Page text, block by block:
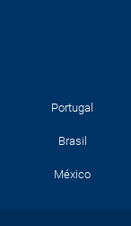
Portugal
Brasil
México